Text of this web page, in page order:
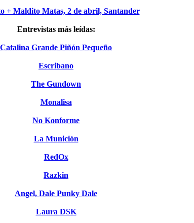
+ Maldito Matas, 2 de abril, Santander
Entrevistas más leídas:
Catalina Grande Piñón Pequeño
Escribano
The Gundown
Monalisa
No Konforme
La Munición
RedOx
Razkin
Angel, Dale Punky Dale
Laura DSK